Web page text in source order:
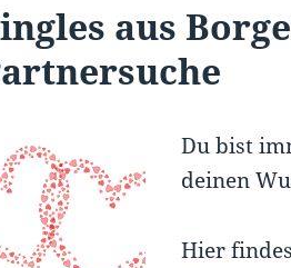
aus
Du bist
deinen
Hier